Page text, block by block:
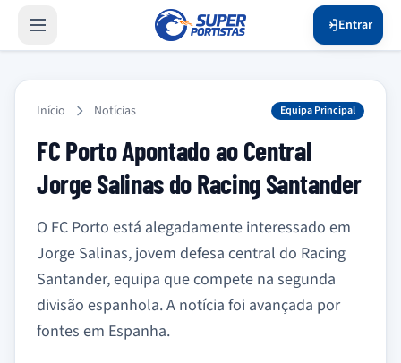
Entrar
Início Notícias Equipa Principal
FC Porto Apontado ao Central
Jorge Salinas do Racing Santander
O FC Porto está alegadamente interessado em
Jorge Salinas, jovem defesa central do Racing
Santander, equipa que compete na segunda
divisão espanhola. A notícia foi avançada por
fontes em Espanha.